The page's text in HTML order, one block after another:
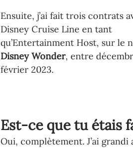
Ensuite, j’ai fait trois contrats
Disney Cruise Line en tant
qu’Entertainment Host, sur le
Disney Wonder, entre
février 2023.
Est-ce que tu étais
Oui, complètement. J’ai